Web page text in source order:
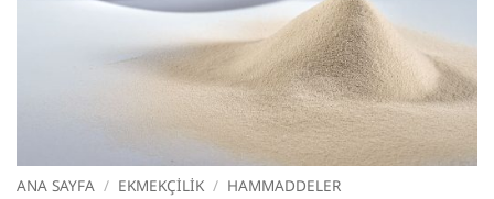
ANA SAYFA / EKMEKÇILIK / HAMMADDELER